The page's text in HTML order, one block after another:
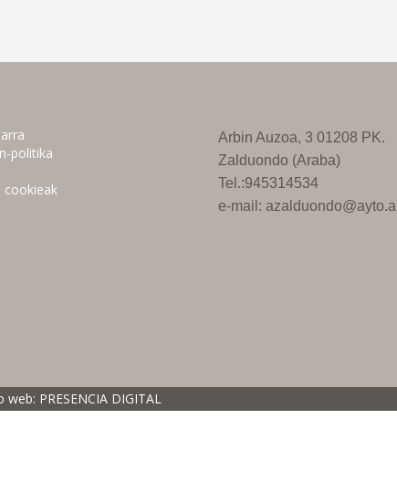
politika
cookieak
Arbin Auzoa, 3 01208 PK.
Zalduondo (Araba)
Tel.:945314534
e-mail:
web: PRESENCIA DIGITAL